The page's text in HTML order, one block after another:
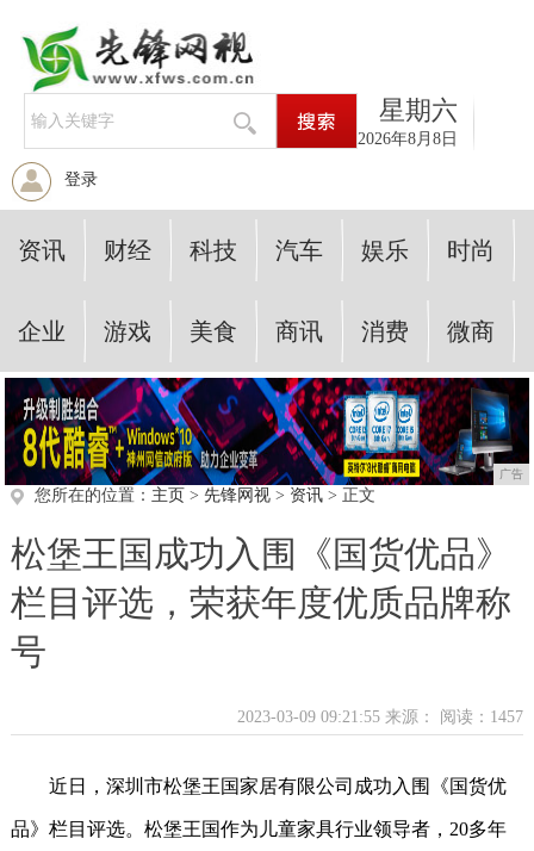
星期六
2026年8月8日
登录
资讯 财经 科技 汽车 娱乐 时尚
企业 游戏 美食 商讯 消费 微商
广告
您所在的位置： 主页 > 先锋网视> 资讯> 正文
松堡王国成功入围《国货优品》
栏目评选，荣获年度优质品牌称
号
2023-03-09 09:21:55 来源： 阅读：1457
近日，深圳市松堡王国家居有限公司成功入围《国货优
品》栏目评选。松堡王国作为儿童家具行业领导者，20多年